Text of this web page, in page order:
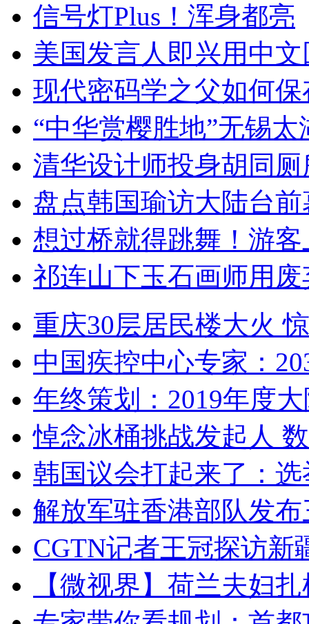
信号灯Plus！浑身都亮
美国发言人即兴用中
现代密码学之父如何
“中华赏樱胜地”无锡
清华设计师投身胡同
盘点韩国瑜访大陆台
想过桥就得跳舞！游客
祁连山下玉石画师用
重庆30层居民楼大火
中国疾控中心专家：
年终策划：2019年度
悼念冰桶挑战发起人
韩国议会打起来了：
解放军驻香港部队发
CGTN记者王冠探访新
【微视界】荷兰夫妇